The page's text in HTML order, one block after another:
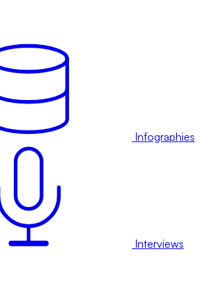
Infographies
Interviews